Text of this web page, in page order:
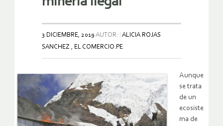
3 DICIEMBRE, 2019 AUTOR:
ALICIA ROJAS
SANCHEZ , EL COMERCIO.PE
Aunque
se trata
de un
ecosiste
ma de